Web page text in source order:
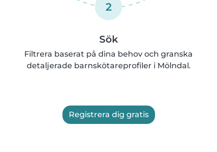
2
Sök
Filtrera baserat på dina behov och granska
detaljerade barnskötareprofiler i Mölndal.
Registrera dig gratis